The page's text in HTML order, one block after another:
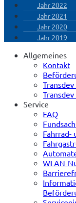
Jahr 2022
Jahr 2021
Jahr 2020
Jahr 2019
Allgemeines
Kontakt
Service
FAQ
Fahrrad-
WLAN-